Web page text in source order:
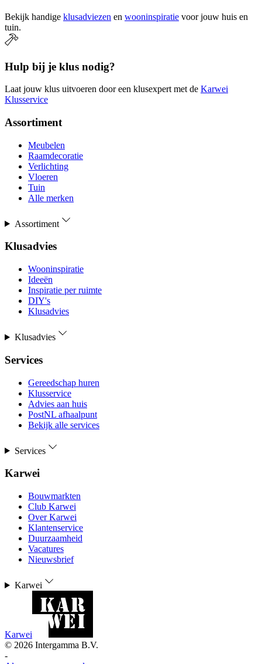
Bekijk handige klusadviezen en wooninspiratie voor jouw huis en
tuin.
Hulp bij je klus nodig?
Laat jouw klus uitvoeren door een klusexpert met de Karwei
Klusservice
Assortiment
Meubelen
Raamdecoratie
Verlichting
Vloeren
Tuin
Alle merken
Assortiment
Klusadvies
Wooninspiratie
Ideeën
Inspiratie per ruimte
DIY's
Klusadvies
Klusadvies
Services
Gereedschap huren
Klusservice
Advies aan huis
PostNL afhaalpunt
Bekijk alle services
Services
Karwei
Bouwmarkten
Club Karwei
Over Karwei
Klantenservice
Duurzaamheid
Vacatures
Nieuwsbrief
Karwei
Karwei
© 2026 Intergamma B.V.
-